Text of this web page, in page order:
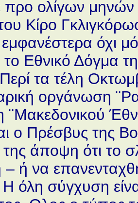
ολίγων
Κίρο
όχι
Εθνικό Δόγμα
Περί τα τέλη
οργάνωση
¨Μακεδονικού
ο Πρέσβυς της
άποψη ότι το
– ή να
Η όλη σύγχυση